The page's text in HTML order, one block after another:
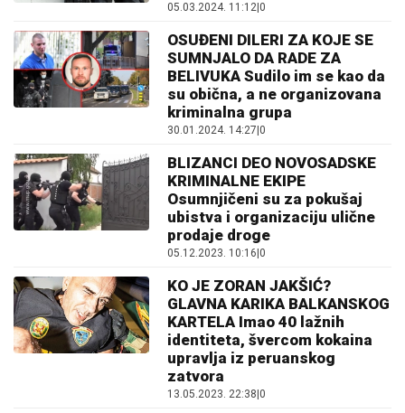
05.03.2024. 11:12 0
OSUĐENI DILERI ZA KOJE SE
SUMNJALO DA RADE ZA
BELIVUKA Sudilo im se kao da
su obična, a ne organizovana
kriminalna grupa
30.01.2024. 14:27 0
BLIZANCI DEO NOVOSADSKE
KRIMINALNE EKIPE
Osumnjičeni su za pokušaj
ubistva i organizaciju ulične
prodaje droge
05.12.2023. 10:16 0
KO JE ZORAN JAKŠIĆ?
GLAVNA KARIKA BALKANSKOG
KARTELA Imao 40 lažnih
identiteta, švercom kokaina
upravlja iz peruanskog
zatvora
13.05.2023. 22:38 0